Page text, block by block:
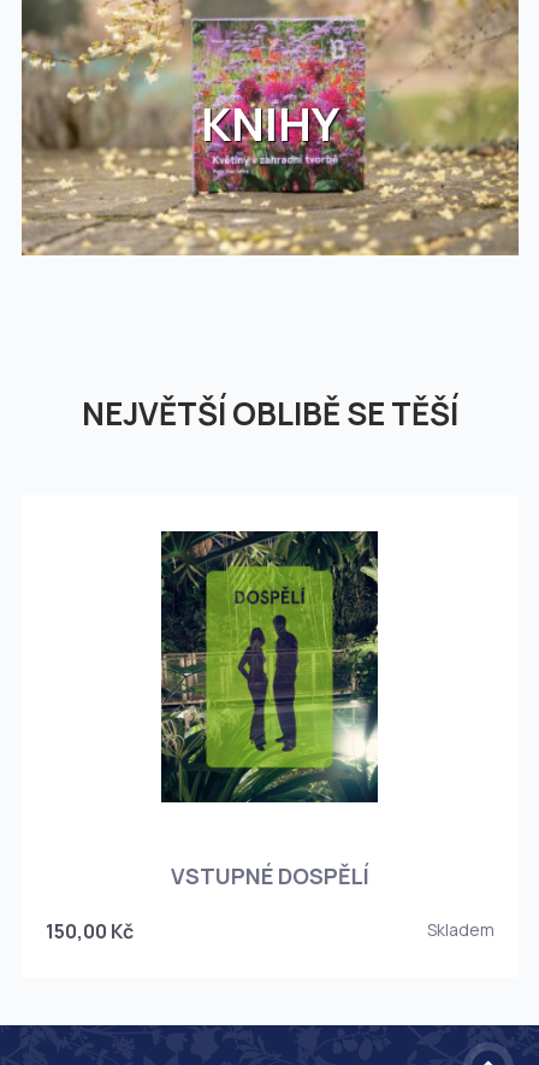
KNIHY
NEJVĚTŠÍ OBLIBĚ SE TĚŠÍ
VSTUPNÉ DOSPĚLÍ
150,00 Kč Skladem